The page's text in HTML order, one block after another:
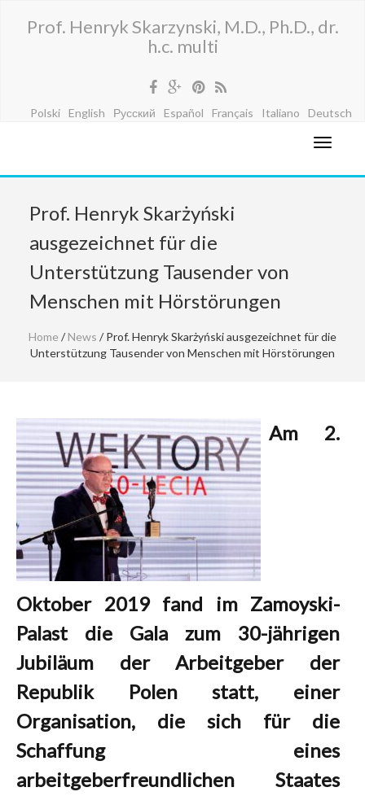
Prof. Henryk Skarzynski, M.D., Ph.D., dr.
h.c. multi
Polski English Русский Español Français Italiano Deutsch
Prof. Henryk Skarżyński
ausgezeichnet für die
Unterstützung Tausender von
Menschen mit Hörstörungen
Home / News / Prof. Henryk Skarżyński ausgezeichnet für die
Unterstützung Tausender von Menschen mit Hörstörungen
Am 2.
Oktober 2019 fand im Zamoyski-
Palast die Gala zum 30-jährigen
Jubiläum der Arbeitgeber der
Republik Polen statt, einer
Organisation, die sich für die
Schaffung eines
arbeitgeberfreundlichen Staates